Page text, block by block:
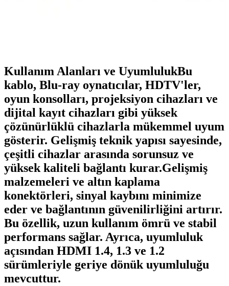
Kullanım Alanları ve UyumlulukBu
kablo, Blu-ray oynatıcılar, HDTV'ler,
oyun konsolları, projeksiyon cihazları ve
dijital kayıt cihazları gibi yüksek
çözünürlüklü cihazlarla mükemmel uyum
gösterir. Gelişmiş teknik yapısı sayesinde,
çeşitli cihazlar arasında sorunsuz ve
yüksek kaliteli bağlantı kurar.Gelişmiş
malzemeleri ve altın kaplama
konektörleri, sinyal kaybını minimize
eder ve bağlantının güvenilirliğini artırır.
Bu özellik, uzun kullanım ömrü ve stabil
performans sağlar. Ayrıca, uyumluluk
açısından HDMI 1.4, 1.3 ve 1.2
sürümleriyle geriye dönük uyumluluğu
mevcuttur.